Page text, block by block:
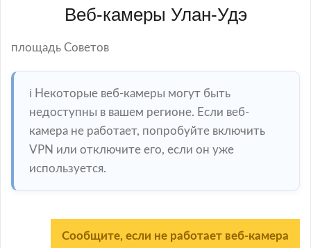
Веб-камеры Улан-Удэ
площадь Советов
ℹ️ Некоторые веб-камеры могут быть
недоступны в вашем регионе. Если веб-
камера не работает, попробуйте включить
VPN или отключите его, если он уже
используется.
Сообщите, если не работает веб-камера